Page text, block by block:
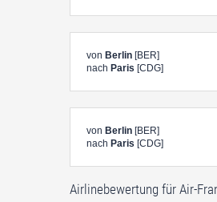
von Berlin [BER]
nach Paris [CDG]
von Berlin [BER]
nach Paris [CDG]
Airlinebewertung für Air-